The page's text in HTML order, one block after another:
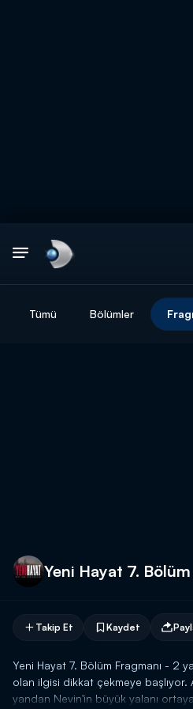
Tümü Bölümler
Yeni Hayat 7.
Takip Et Kaydet
Yeni Hayat 7. Bölüm Fragmanı - 2
olan ilgisi dikkat çekmeye başlıyor.
yandan Nevin'in büyük yalanı ortaya